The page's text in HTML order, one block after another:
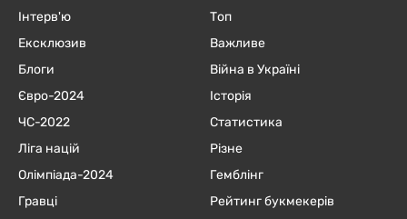
Інтерв'ю
Ексклюзив
Блоги
Євро-2024
ЧC-2022
Ліга націй
Олімпіада-2024
Гравці
Топ
Важливе
Війна в Україні
Історія
Статистика
Різне
Гемблінг
Рейтинг букмекерів